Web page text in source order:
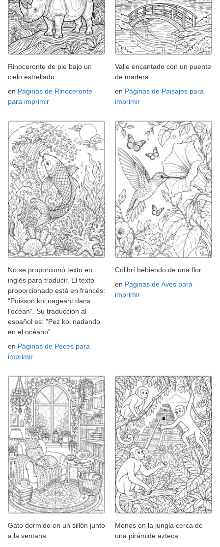
Rinoceronte de pie bajo un
cielo estrellado
en Páginas de Rinoceronte
para imprimir
Valle encantado con un puente
de madera
en Páginas de Paisajes para
imprimir
No se proporcionó texto en
inglés para traducir. El texto
proporcionado está en francés:
"Poisson koi nageant dans
l'océan". Su traducción al
español es: "Pez koi nadando
en el océano".
en Páginas de Peces para
imprimir
Colibrí bebiendo de una flor
en Páginas de Aves para
imprimir
Gato dormido en un sillón junto
a la ventana
Monos en la jungla cerca de
una pirámide azteca